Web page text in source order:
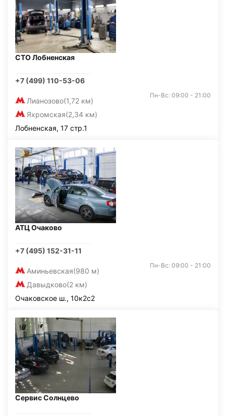
СТО Лобненская
+7 (499) 110-53-06
Лианозово(1,72 км)
Яхромская(2,34 км)
Пн-Вс: 09:00 - 21:00
Лобненская, 17 стр.1
АТЦ Очаково
+7 (495) 152-31-11
Аминьевская(980 м)
Давыдково(2 км)
Пн-Вс: 09:00 - 21:00
Очаковское ш., 10к2с2
Сервис Солнцево